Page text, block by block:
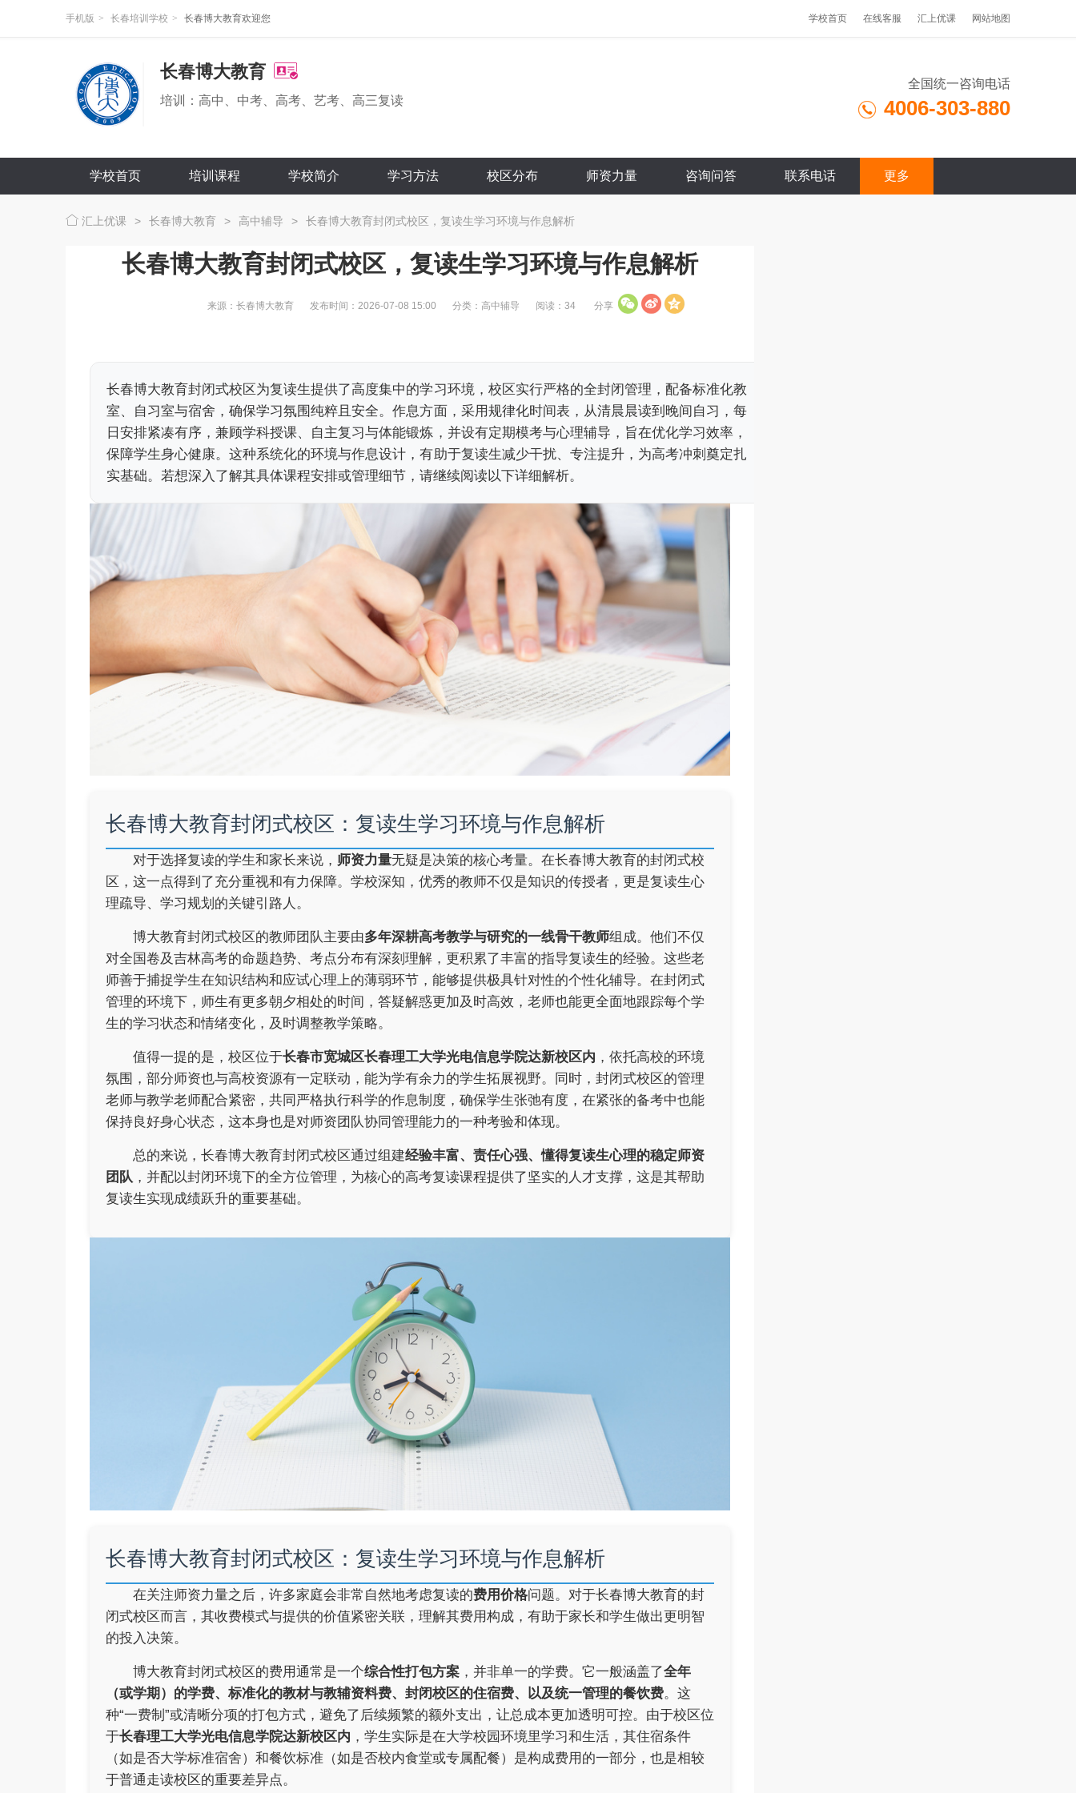
手机版 > 长春培训学校 > 长春博大教育欢迎您 学校首页 在线客服 汇上优课 网站地图
长春博大教育
培训：高中、中考、高考、艺考、高三复读
全国统一咨询电话
4006-303-880
学校首页 培训课程 学校简介 学习方法 校区分布 师资力量 咨询问答 联系电话 更多
汇上优课 > 长春博大教育 > 高中辅导 > 长春博大教育封闭式校区，复读生学习环境与作息解析
长春博大教育封闭式校区，复读生学习环境与作息解析
来源：长春博大教育 发布时间：2026-07-08 15:00 分类：高中辅导 阅读：34 分享
长春博大教育封闭式校区为复读生提供了高度集中的学习环境，校区实行严格的全封闭管理，配备标准化教
室、自习室与宿舍，确保学习氛围纯粹且安全。作息方面，采用规律化时间表，从清晨晨读到晚间自习，每
日安排紧凑有序，兼顾学科授课、自主复习与体能锻炼，并设有定期模考与心理辅导，旨在优化学习效率，
保障学生身心健康。这种系统化的环境与作息设计，有助于复读生减少干扰、专注提升，为高考冲刺奠定扎
实基础。若想深入了解其具体课程安排或管理细节，请继续阅读以下详细解析。
长春博大教育封闭式校区：复读生学习环境与作息解析
对于选择复读的学生和家长来说， 师资力量无疑是决策的核心考量。在长春博大教育的封闭式校
区，这一点得到了充分重视和有力保障。学校深知，优秀的教师不仅是知识的传授者，更是复读生心
理疏导、学习规划的关键引路人。
博大教育封闭式校区的教师团队主要由多年深耕高考教学与研究的一线骨干教师组成。他们不仅
对全国卷及吉林高考的命题趋势、考点分布有深刻理解，更积累了丰富的指导复读生的经验。这些老
师善于捕捉学生在知识结构和应试心理上的薄弱环节，能够提供极具针对性的个性化辅导。在封闭式
管理的环境下，师生有更多朝夕相处的时间，答疑解惑更加及时高效，老师也能更全面地跟踪每个学
生的学习状态和情绪变化，及时调整教学策略。
值得一提的是，校区位于长春市宽城区长春理工大学光电信息学院达新校区内 ，依托高校的环境
氛围，部分师资也与高校资源有一定联动，能为学有余力的学生拓展视野。同时，封闭式校区的管理
老师与教学老师配合紧密，共同严格执行科学的作息制度，确保学生张弛有度，在紧张的备考中也能
保持良好身心状态，这本身也是对师资团队协同管理能力的一种考验和体现。
总的来说，长春博大教育封闭式校区通过组建经验丰富、责任心强、懂得复读生心理的稳定师资
团队 ，并配以封闭环境下的全方位管理，为核心的高考复读课程提供了坚实的人才支撑，这是其帮助
复读生实现成绩跃升的重要基础。
长春博大教育封闭式校区：复读生学习环境与作息解析
在关注师资力量之后，许多家庭会非常自然地考虑复读的费用价格问题。对于长春博大教育的封
闭式校区而言，其收费模式与提供的价值紧密关联，理解其费用构成，有助于家长和学生做出更明智
的投入决策。
博大教育封闭式校区的费用通常是一个综合性打包方案 ，并非单一的学费。它一般涵盖了全年
（或学期）的学费、标准化的教材与教辅资料费、封闭校区的住宿费、以及统一管理的餐饮费。这
种“一费制”或清晰分项的打包方式，避免了后续频繁的额外支出，让总成本更加透明可控。由于校区位
于长春理工大学光电信息学院达新校区内 ，学生实际是在大学校园环境里学习和生活，其住宿条件
（如是否大学标准宿舍）和餐饮标准（如是否校内食堂或专属配餐）是构成费用的一部分，也是相较
于普通走读校区的重要差异点。